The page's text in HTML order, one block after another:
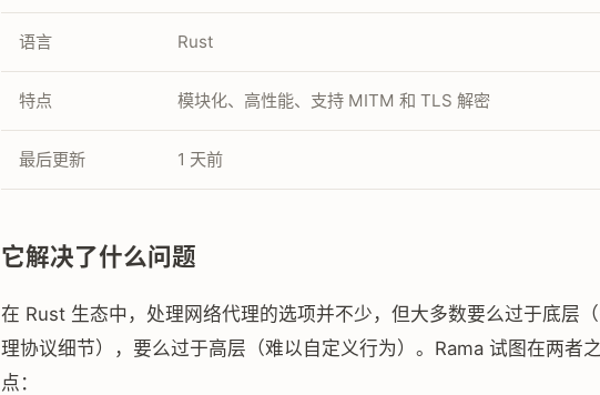
语言 Rust
特点 模块化、高性能、支持 MITM 和 TLS 解密
最后更新 1 天前
它解决了什么问题
在 Rust 生态中，处理网络代理的选项并不少，但大多数要么过于底层
理协议细节），要么过于高层（难以自定义行为）。Rama 试图在两者
点：